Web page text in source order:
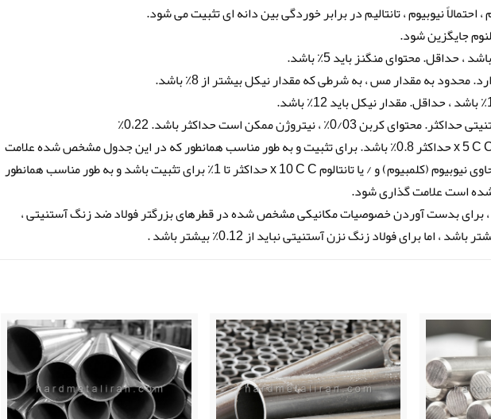
7) این باید حاوی تیتانیوم x 5 C C حداکثر 0.8٪ باشد. برای تثبیت و به طور مناسب همانطور که در این جدول مشخص شده علامت
گذاری شده است ، یا باید حاوی نیوبیوم (کلمبیوم) و / یا تانتالوم x 10 C C حداکثر تا 1٪ برای تثبیت باشد و به طور مناسب همانطور
است علامت گذاری شود.
، برای بدست آوردن خصوصیات مکانیکی مشخص شده در قطرهای بزرگتر فولاد ضد زنگ آستنیتی ،
اما برای فولاد زنگ نزن آستنیتی نباید از 0.12٪ بیشتر باشد .